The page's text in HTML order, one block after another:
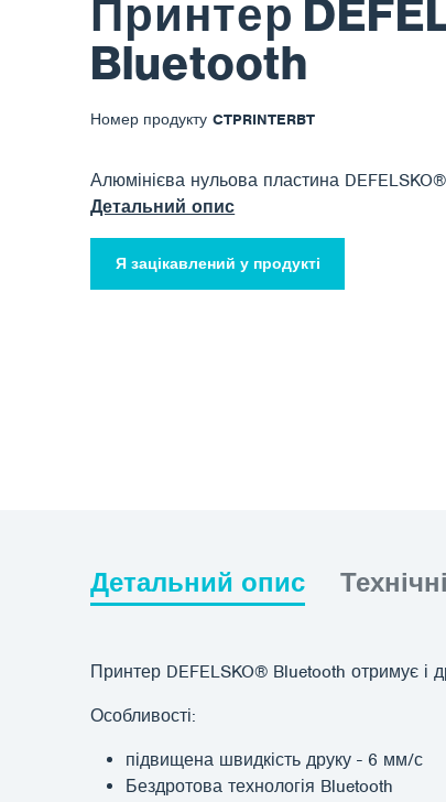
Принтер
Bluetooth
Номер продукту CTPRINTERBT
Алюмінієва нульова пластина
Детальний опис
Я зацікавлений у продукті
Детальний опис
Принтер DEFELSKO® Bluetooth отримує і
Особливості:
підвищена швидкість друку - 6 мм/с
Бездротова технологія Bluetooth